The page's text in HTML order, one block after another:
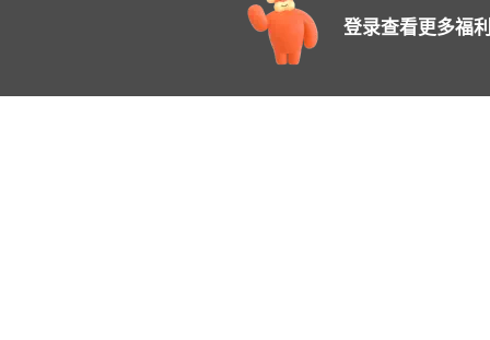
登录查看更多福